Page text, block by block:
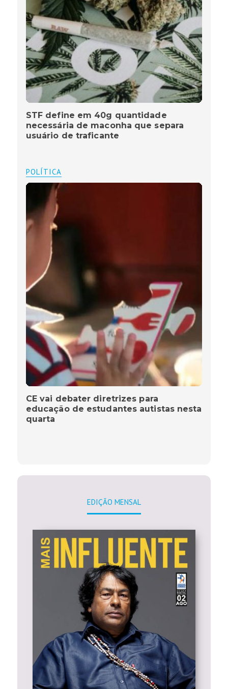
STF define em 40g quantidade
necessária de maconha que separa
usuário de traficante
POLÍTICA
CE vai debater diretrizes para
educação de estudantes autistas nesta
quarta
EDIÇÃO MENSAL